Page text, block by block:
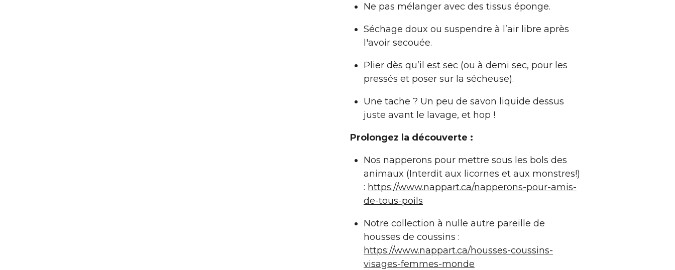
Ne pas mélanger avec des tissus éponge.
Séchage doux ou suspendre à l’air libre après
l'avoir secouée.
Plier dès qu’il est sec (ou à demi sec, pour les
pressés et poser sur la sécheuse).
Une tache ? Un peu de savon liquide dessus
juste avant le lavage, et hop !
Prolongez la découverte :
Nos napperons pour mettre sous les bols des
animaux (Interdit aux licornes et aux monstres!)
: https://www.nappart.ca/napperons-pour-amis-
de-tous-poils
Notre collection à nulle autre pareille de
housses de coussins :
https://www.nappart.ca/housses-coussins-
visages-femmes-monde